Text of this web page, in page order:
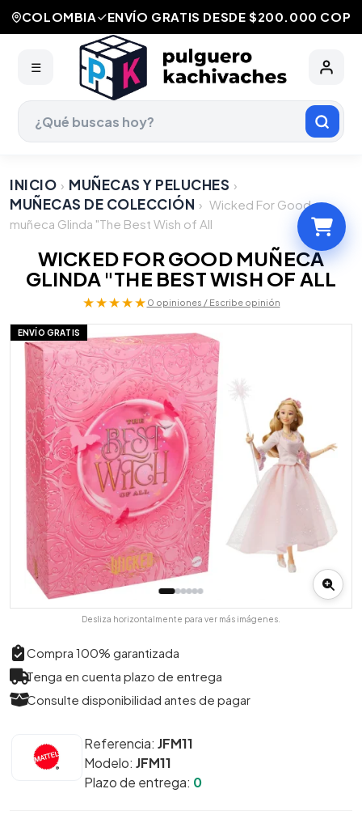
COLOMBIA ENVÍO GRATIS DESDE $200.000 COP
☰
INICIO › MUÑECAS Y PELUCHES ›
MUÑECAS DE COLECCIÓN › Wicked For Good
muñeca Glinda "The Best Wish of All
WICKED FOR GOOD MUÑECA
GLINDA "THE BEST WISH OF ALL
★★★★★ 0 opiniones / Escribe opinión
ENVÍO GRATIS
Desliza horizontalmente para ver más imágenes.
Compra 100% garantizada
Tenga en cuenta plazo de entrega
Consulte disponibilidad antes de pagar
Referencia: JFM11
Modelo: JFM11
Plazo de entrega: 0